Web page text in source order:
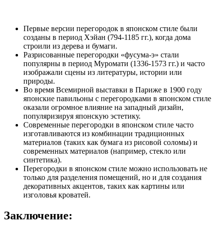
Первые версии перегородок в японском стиле были
созданы в период Хэйан (794-1185 гг.), когда дома
строили из дерева и бумаги.
Разрисованные перегородки «фусума-э» стали
популярны в период Муромати (1336-1573 гг.) и часто
изображали сцены из литературы, истории или
природы.
Во время Всемирной выставки в Париже в 1900 году
японские павильоны с перегородками в японском стиле
оказали огромное влияние на западный дизайн,
популяризируя японскую эстетику.
Современные перегородки в японском стиле часто
изготавливаются из комбинации традиционных
материалов (таких как бумага из рисовой соломы) и
современных материалов (например, стекло или
синтетика).
Перегородки в японском стиле можно использовать не
только для разделения помещений, но и для создания
декоративных акцентов, таких как картины или
изголовья кроватей.
Заключение: